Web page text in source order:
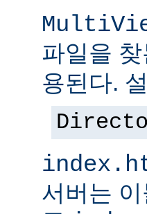
파일을 찾
용된다.
서버는